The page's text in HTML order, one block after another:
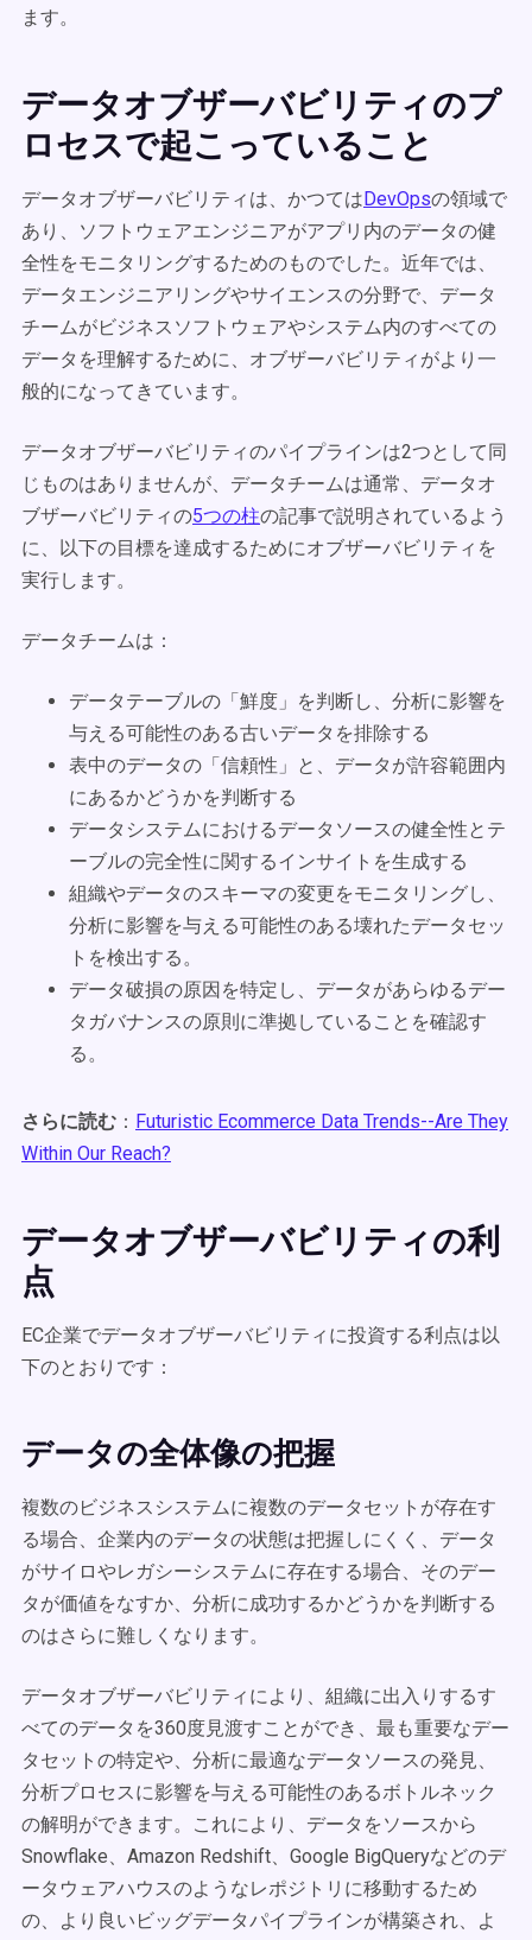
ます。
データオブザーバビリティのプ
ロセスで起こっていること
データオブザーバビリティは、かつてはDevOpsの領域で
あり、ソフトウェアエンジニアがアプリ内のデータの健
全性をモニタリングするためのものでした。近年では、
データエンジニアリングやサイエンスの分野で、データ
チームがビジネスソフトウェアやシステム内のすべての
データを理解するために、オブザーバビリティがより一
般的になってきています。
データオブザーバビリティのパイプラインは2つとして同
じものはありませんが、データチームは通常、データオ
ブザーバビリティの5つの柱の記事で説明されているよう
に、以下の目標を達成するためにオブザーバビリティを
実行します。
データチームは：
データテーブルの「鮮度」を判断し、分析に影響を
与える可能性のある古いデータを排除する
表中のデータの「信頼性」と、データが許容範囲内
にあるかどうかを判断する
データシステムにおけるデータソースの健全性とテ
ーブルの完全性に関するインサイトを生成する
組織やデータのスキーマの変更をモニタリングし、
分析に影響を与える可能性のある壊れたデータセッ
トを検出する。
データ破損の原因を特定し、データがあらゆるデー
タガバナンスの原則に準拠していることを確認す
る。
さらに読む ： Futuristic Ecommerce Data Trends--Are They
Within Our Reach?
データオブザーバビリティの利
点
EC企業でデータオブザーバビリティに投資する利点は以
下のとおりです：
データの全体像の把握
複数のビジネスシステムに複数のデータセットが存在す
る場合、企業内のデータの状態は把握しにくく、データ
がサイロやレガシーシステムに存在する場合、そのデー
タが価値をなすか、分析に成功するかどうかを判断する
のはさらに難しくなります。
データオブザーバビリティにより、組織に出入りするす
べてのデータを360度見渡すことができ、最も重要なデー
タセットの特定や、分析に最適なデータソースの発見、
分析プロセスに影響を与える可能性のあるボトルネック
の解明ができます。これにより、データをソースから
Snowflake、Amazon Redshift、Google BigQueryなどのデ
ータウェアハウスのようなレポジトリに移動するため
の、より良いビッグデータパイプラインが構築され、よ